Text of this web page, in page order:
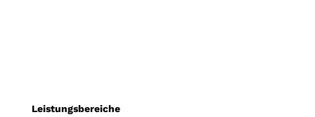
Leistungsbereiche